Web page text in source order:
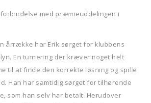
forbindelse med præmieuddelingen i
årrække har Erik sørget for klubbens
En turnering der kræver noget helt
til at finde den korrekte løsning og spille
Han har samtidig sørget for tilhørende
som han selv har betalt. Herudover